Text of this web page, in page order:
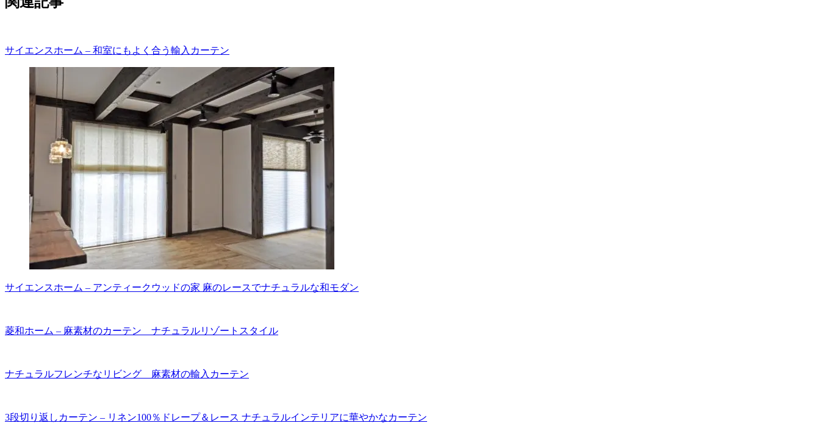
サイエンスホーム – 和室にもよく合う輸入カーテン
サイエンスホーム – アンティークウッドの家 麻のレースでナチュラルな和モダン
菱和ホーム – 麻素材のカーテン ナチュラルリゾートスタイル
ナチュラルフレンチなリビング 麻素材の輸入カーテン
3段切り返しカーテン – リネン100％ドレープ＆レース ナチュラルインテリアに華やかなカーテン